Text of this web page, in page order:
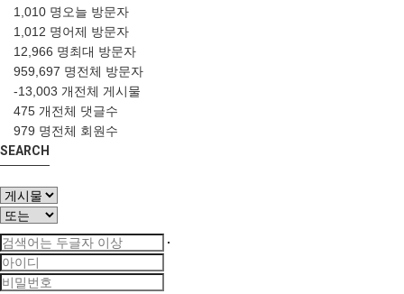
1,010 명 오늘 방문자
1,012 명어제 방문자
12,966 명최대 방문자
959,697 명전체 방문자
-13,003 개전체 게시물
475 개전체 댓글수
979 명전체 회원수
SEARCH